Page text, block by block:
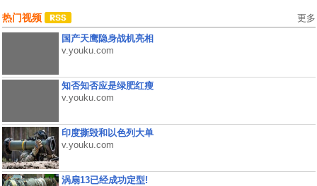
热门视频 更多
国产天鹰隐身战机亮相
v.youku.com
知否知否应是绿肥红瘦
v.youku.com
印度撕毁和以色列大单
v.youku.com
涡扇13已经成功定型!